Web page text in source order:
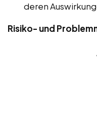
deren
Risiko- und